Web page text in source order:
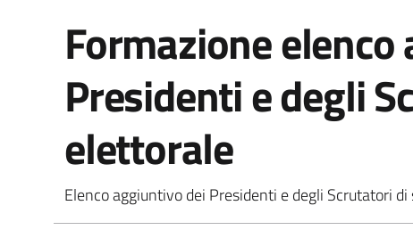
Formazione elenco
Formazione
Presidenti e degli
elettorale
Elenco aggiuntivo dei Presidenti e degli Scrutatori